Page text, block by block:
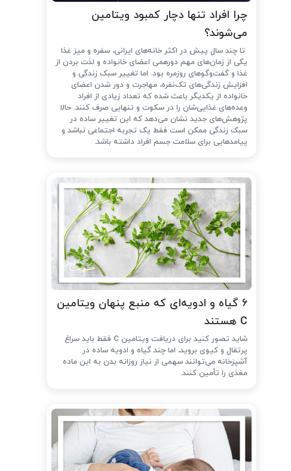
چرا افراد تنها دچار کمبود ویتامین
می‌شوند؟
تا چند سال پیش در اکثر خانه‌های ایرانی، سفره و میز غذا
یکی از زمان‌های مهم دورهمی اعضای خانواده و لذت بردن از
غذا و گفت‌وگوهای روزمره بود. اما تغییر سبک زندگی و
افزایش زندگی‌های تک‌نفره، مهاجرت و دور شدن اعضای
خانواده از یکدیگر باعث شده که تعداد زیادی از افراد
وعده‌های غذایی‌شان را در سکوت و تنهایی صرف کنند. حالا
پژوهش‌های جدید نشان می‌دهد که این تغییر ساده در
سبک زندگی ممکن است فقط یک تجربه اجتماعی نباشد و
پیامدهایی برای سلامت جسم افراد داشته باشد.
۶ گیاه و ادویه‌ای که منبع پنهان ویتامین
C هستند
شاید تصور کنید برای دریافت ویتامین C فقط باید سراغ
پرتقال و کیوی بروید، اما چند گیاه و ادویه ساده در
آشپزخانه می‌توانند سهمی از نیاز روزانه بدن به این ماده
مغذی را تأمین کنند.